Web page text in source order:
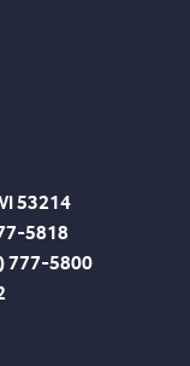
53214
5818
777-5800